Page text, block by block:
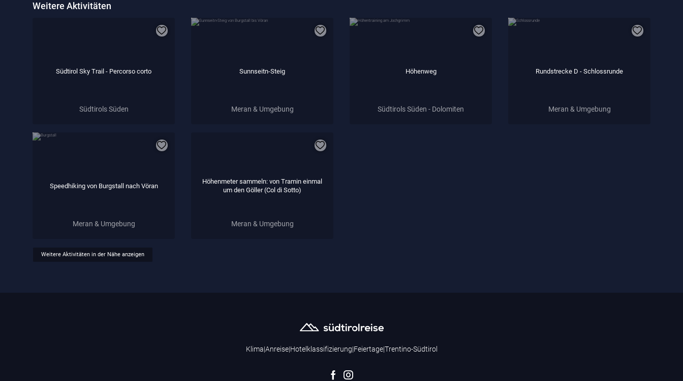
Weitere Aktivitäten
Südtirol Sky Trail - Percorso corto
Südtirols Süden
Sunnseitn-Steig
Meran & Umgebung
Höhenweg
Südtirols Süden - Dolomiten
Rundstrecke D - Schlossrunde
Meran & Umgebung
Speedhiking von Burgstall nach Vöran
Meran & Umgebung
Höhenmeter sammeln: von Tramin einmal
um den Göller (Col di Sotto)
Meran & Umgebung
Weitere Aktivitäten in der Nähe anzeigen
Klima|Anreise|Hotelklassifizierung|Feiertage|Trentino-Südtirol